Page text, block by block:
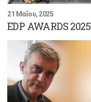
21 Μαΐου, 2025
EDP AWARDS 2025